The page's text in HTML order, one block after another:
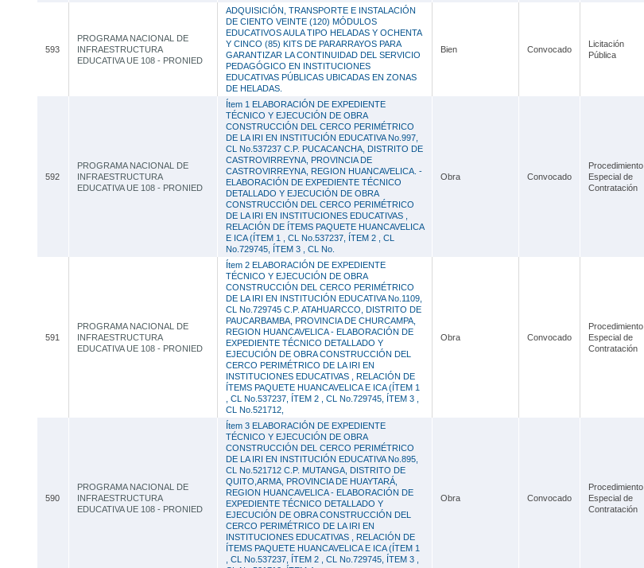
593
PROGRAMA NACIONAL DE
INFRAESTRUCTURA
EDUCATIVA UE 108 - PRONIED
ADQUISICIÓN, TRANSPORTE E INSTALACIÓN
DE CIENTO VEINTE (120) MÓDULOS
EDUCATIVOS AULA TIPO HELADAS Y OCHENTA
Y CINCO (85) KITS DE PARARRAYOS PARA
GARANTIZAR LA CONTINUIDAD DEL SERVICIO
PEDAGÓGICO EN INSTITUCIONES
EDUCATIVAS PÚBLICAS UBICADAS EN ZONAS
DE HELADAS.
Bien Convocado
Licitación
Pública
592
PROGRAMA NACIONAL DE
INFRAESTRUCTURA
EDUCATIVA UE 108 - PRONIED
Ítem 1 ELABORACIÓN DE EXPEDIENTE
TÉCNICO Y EJECUCIÓN DE OBRA
CONSTRUCCIÓN DEL CERCO PERIMÉTRICO
DE LA IRI EN INSTITUCIÓN EDUCATIVA No.997,
CL No.537237 C.P. PUCACANCHA, DISTRITO DE
CASTROVIRREYNA, PROVINCIA DE
CASTROVIRREYNA, REGION HUANCAVELICA. -
ELABORACIÓN DE EXPEDIENTE TÉCNICO
DETALLADO Y EJECUCIÓN DE OBRA
CONSTRUCCIÓN DEL CERCO PERIMÉTRICO
DE LA IRI EN INSTITUCIONES EDUCATIVAS ,
RELACIÓN DE ÍTEMS PAQUETE HUANCAVELICA
E ICA (ÍTEM 1 , CL No.537237, ÍTEM 2 , CL
No.729745, ÍTEM 3 , CL No.
Obra Convocado
Procedimiento
Especial de
Contratación
591
PROGRAMA NACIONAL DE
INFRAESTRUCTURA
EDUCATIVA UE 108 - PRONIED
Ítem 2 ELABORACIÓN DE EXPEDIENTE
TÉCNICO Y EJECUCIÓN DE OBRA
CONSTRUCCIÓN DEL CERCO PERIMÉTRICO
DE LA IRI EN INSTITUCIÓN EDUCATIVA No.1109,
CL No.729745 C.P. ATAHUARCCO, DISTRITO DE
PAUCARBAMBA, PROVINCIA DE CHURCAMPA,
REGION HUANCAVELICA - ELABORACIÓN DE
EXPEDIENTE TÉCNICO DETALLADO Y
EJECUCIÓN DE OBRA CONSTRUCCIÓN DEL
CERCO PERIMÉTRICO DE LA IRI EN
INSTITUCIONES EDUCATIVAS , RELACIÓN DE
ÍTEMS PAQUETE HUANCAVELICA E ICA (ÍTEM 1
, CL No.537237, ÍTEM 2 , CL No.729745, ÍTEM 3 ,
CL No.521712,
Obra Convocado
Procedimiento
Especial de
Contratación
590
PROGRAMA NACIONAL DE
INFRAESTRUCTURA
EDUCATIVA UE 108 - PRONIED
Ítem 3 ELABORACIÓN DE EXPEDIENTE
TÉCNICO Y EJECUCIÓN DE OBRA
CONSTRUCCIÓN DEL CERCO PERIMÉTRICO
DE LA IRI EN INSTITUCIÓN EDUCATIVA No.895,
CL No.521712 C.P. MUTANGA, DISTRITO DE
QUITO,ARMA, PROVINCIA DE HUAYTARÁ,
REGION HUANCAVELICA - ELABORACIÓN DE
EXPEDIENTE TÉCNICO DETALLADO Y
EJECUCIÓN DE OBRA CONSTRUCCIÓN DEL
CERCO PERIMÉTRICO DE LA IRI EN
INSTITUCIONES EDUCATIVAS , RELACIÓN DE
ÍTEMS PAQUETE HUANCAVELICA E ICA (ÍTEM 1
, CL No.537237, ÍTEM 2 , CL No.729745, ÍTEM 3 ,
Obra Convocado
Procedimiento
Especial de
Contratación